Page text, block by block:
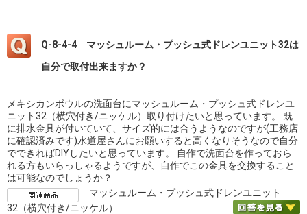
Q-8-4-4 マッシュルーム・プッシュ式ドレンユニット32は
自分で取付出来ますか？
メキシカンボウルの洗面台にマッシュルーム・プッシュ式ドレンユ
ニット32（横穴付き/ニッケル）取り付けたいと思っています。 既
に排水金具が付いていて、サイズ的には合うようなのですが(工務店
に確認済みです)水道屋さんにお願いすると高くなりそうなので自分
でできればDIYしたいと思っています。 自作で洗面台を作っておら
れる方もいらっしゃるようですが、自作でこの金具を交換すること
は可能なのでしょうか？
マッシュルーム・プッシュ式ドレンユニット
32（横穴付き/ニッケル）